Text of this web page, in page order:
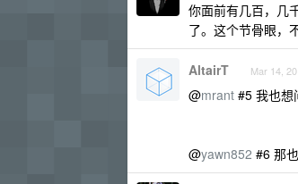
你面前有几百，几
了。这个节骨眼，
AltairT Mar 14,
@mrant #5 我也想
@yawn852 #6 那